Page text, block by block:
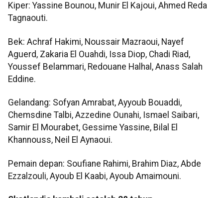
Kiper: Yassine Bounou, Munir El Kajoui, Ahmed Reda
Tagnaouti.
Bek: Achraf Hakimi, Noussair Mazraoui, Nayef
Aguerd, Zakaria El Ouahdi, Issa Diop, Chadi Riad,
Youssef Belammari, Redouane Halhal, Anass Salah
Eddine.
Gelandang: Sofyan Amrabat, Ayyoub Bouaddi,
Chemsdine Talbi, Azzedine Ounahi, Ismael Saibari,
Samir El Mourabet, Gessime Yassine, Bilal El
Khannouss, Neil El Aynaoui.
Pemain depan: Soufiane Rahimi, Brahim Diaz, Abde
Ezzalzouli, Ayoub El Kaabi, Ayoub Amaimouni.